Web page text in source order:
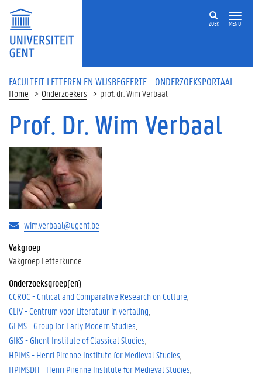
Overslaan en naar de inhoud gaan
ZOEK MENU
FACULTEIT LETTEREN EN WIJSBEGEERTE - ONDERZOEKSPORTAAL
Home Onderzoekers prof. dr. Wim Verbaal
Prof. Dr. Wim Verbaal
wim.verbaal@ugent.be
Vakgroep
Vakgroep Letterkunde
Onderzoeksgroep(en)
CCROC - Critical and Comparative Research on Culture
CLIV - Centrum voor Literatuur in vertaling
GEMS - Group for Early Modern Studies
GIKS - Ghent Institute of Classical Studies
HPIMS - Henri Pirenne Institute for Medieval Studies
HPIMSDH - Henri Pirenne Institute for Medieval Studies